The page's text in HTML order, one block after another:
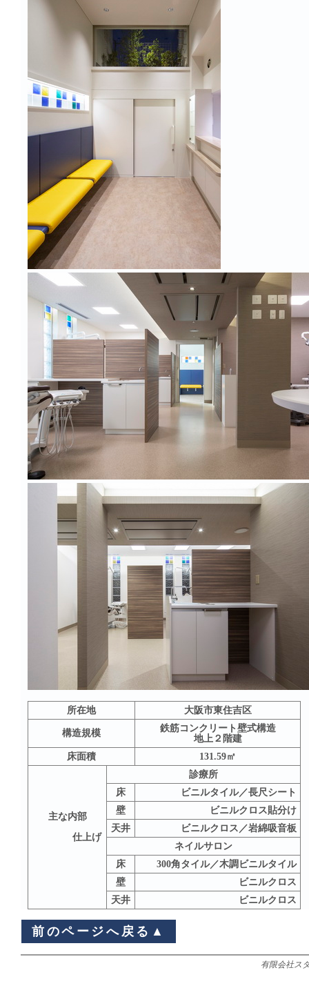
所在地 大阪市東住吉区
構造規模
鉄筋コンクリート壁式構造
地上２階建
床面積
131.59㎡
主な内部
              仕上げ
診療所
床
壁
ビニルクロス貼分け
天井
ビニルクロス／岩綿吸音板
ネイルサロン
床
300角タイル／木調ビニルタイル
壁
ビニルクロス
天井
ビニルクロス
前のページへ戻る▲
有限会社ス